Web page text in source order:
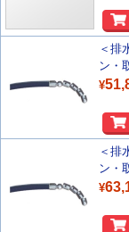
＜排
ン・
¥
＜排
ン・
¥